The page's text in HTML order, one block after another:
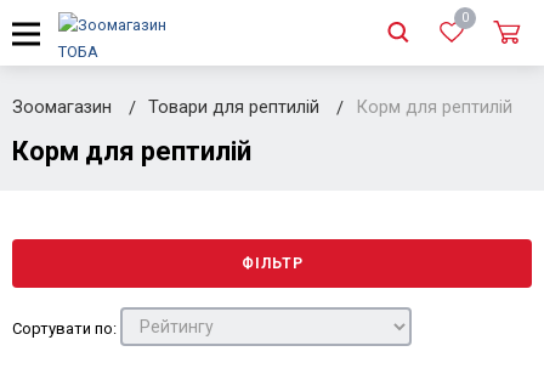
0
Зоомагазин Товари для рептилій Корм для рептилій
Корм для рептилій
ФІЛЬТР
Сортувати по: